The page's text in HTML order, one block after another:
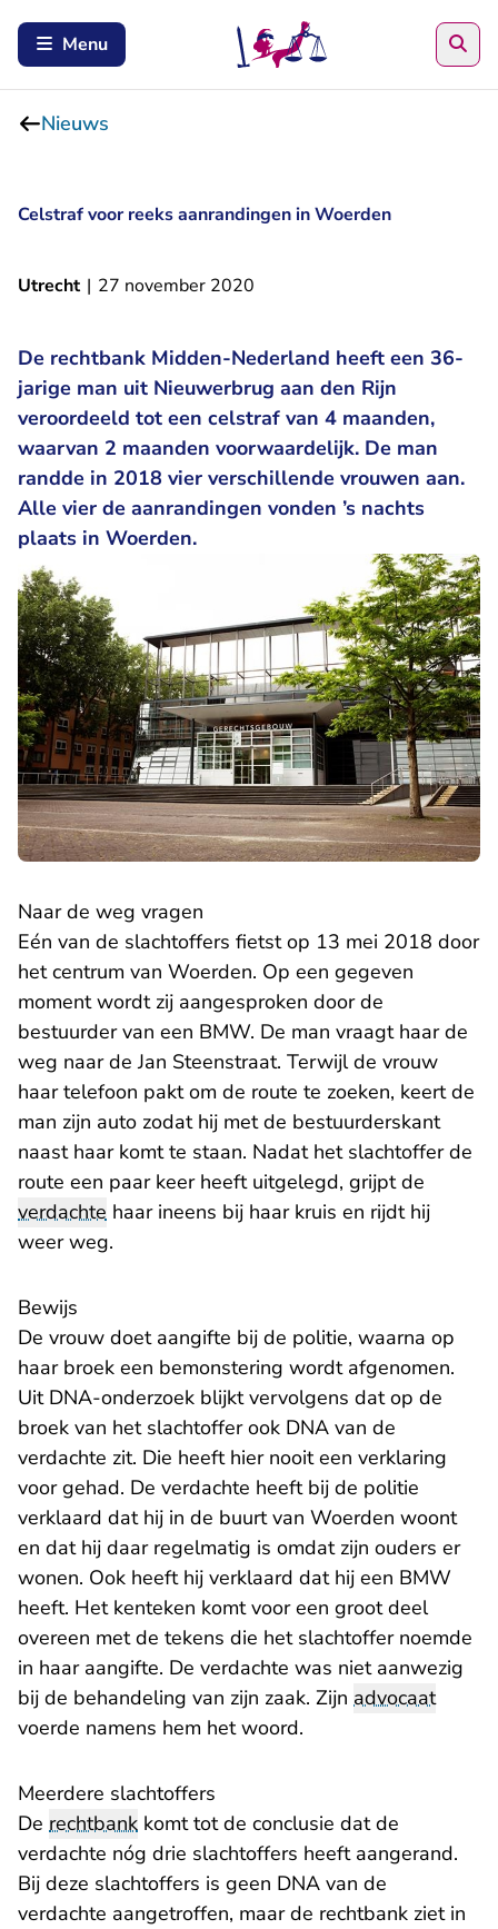
Menu
Nieuws
Celstraf voor reeks aanrandingen in Woerden
Utrecht | 27 november 2020
De rechtbank Midden-Nederland heeft een 36-
jarige man uit Nieuwerbrug aan den Rijn
veroordeeld tot een celstraf van 4 maanden,
waarvan 2 maanden voorwaardelijk. De man
randde in 2018 vier verschillende vrouwen aan.
Alle vier de aanrandingen vonden ’s nachts
plaats in Woerden.
Naar de weg vragen
Eén van de slachtoffers fietst op 13 mei 2018 door
het centrum van Woerden. Op een gegeven
moment wordt zij aangesproken door de
bestuurder van een BMW. De man vraagt haar de
weg naar de Jan Steenstraat. Terwijl de vrouw
haar telefoon pakt om de route te zoeken, keert de
man zijn auto zodat hij met de bestuurderskant
naast haar komt te staan. Nadat het slachtoffer de
route een paar keer heeft uitgelegd, grijpt de
verdachte haar ineens bij haar kruis en rijdt hij
weer weg.
Bewijs
De vrouw doet aangifte bij de politie, waarna op
haar broek een bemonstering wordt afgenomen.
Uit DNA-onderzoek blijkt vervolgens dat op de
broek van het slachtoffer ook DNA van de
verdachte zit. Die heeft hier nooit een verklaring
voor gehad. De verdachte heeft bij de politie
verklaard dat hij in de buurt van Woerden woont
en dat hij daar regelmatig is omdat zijn ouders er
wonen. Ook heeft hij verklaard dat hij een BMW
heeft. Het kenteken komt voor een groot deel
overeen met de tekens die het slachtoffer noemde
in haar aangifte. De verdachte was niet aanwezig
bij de behandeling van zijn zaak. Zijn advocaat
voerde namens hem het woord.
Meerdere slachtoffers
De rechtbank komt tot de conclusie dat de
verdachte nóg drie slachtoffers heeft aangerand.
Bij deze slachtoffers is geen DNA van de
verdachte aangetroffen, maar de rechtbank ziet in